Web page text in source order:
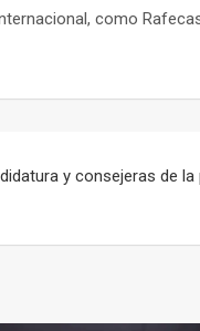
como
y consejeras de